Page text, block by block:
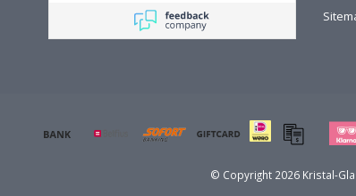
(uitgebreid graveren)
vorm te geven.
© Copyright 2026 Kristal-